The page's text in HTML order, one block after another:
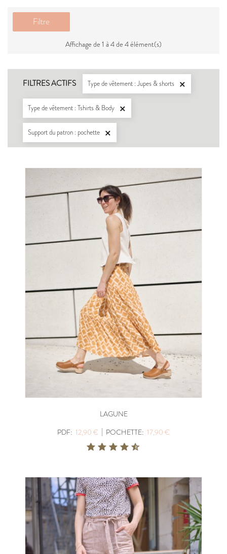
Filtre
Affichage de 1 à 4 de 4 élément(s)
FILTRES ACTIFS Type de vêtement : Jupes & shorts 
Type de vêtement : Tshirts & Body 
Support du patron : pochette 
LAGUNE
PDF: 12,90 € | POCHETTE: 17,90 €